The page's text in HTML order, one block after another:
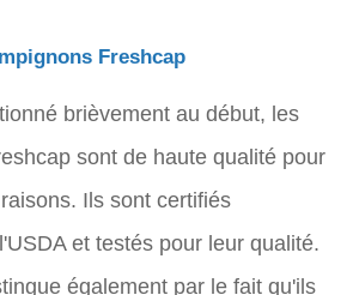
Freshcap
brièvement au début, les
sont de haute qualité pour
Ils sont certifiés
et testés pour leur qualité.
également par le fait qu'ils